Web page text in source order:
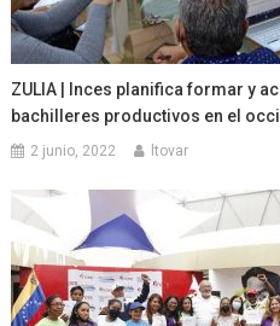
ZULIA | Inces planifica formar y
bachilleres productivos en el
2 junio, 2022 ltovar